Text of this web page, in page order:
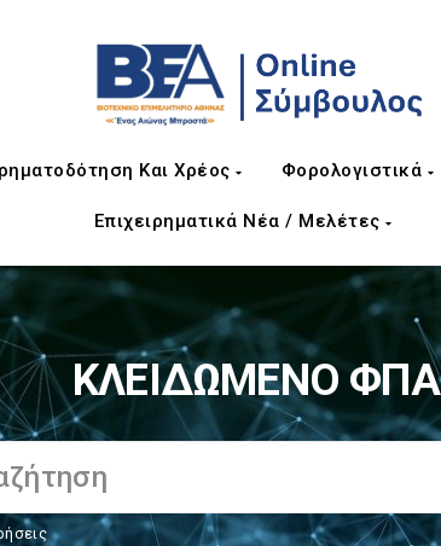
Και Χρέος Φορολογιστικά
Επιχειρηματικά Νέα / Μελέτες
ΚΛΕΙΔΩΜΕΝΟ ΦΠΑ